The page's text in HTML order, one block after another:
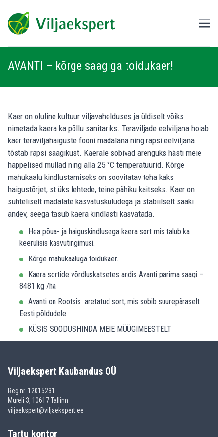
AVANTI – kõrge saagiga toidukaer!
Kaer on oluline kultuur viljavahelduses ja üldiselt võiks
nimetada kaera ka põllu sanitariks. Teraviljade eelviljana hoiab
kaer teraviljahaiguste fooni madalana ning rapsi eelviljana
tõstab rapsi saagikust. Kaerale sobivad arenguks hästi meie
happelised mullad ning alla 25 °C temperatuurid. Kõrge
mahukaalu kindlustamiseks on soovitatav teha kaks
haigustõrjet, st üks lehtede, teine pähiku kaitseks. Kaer on
suhteliselt madalate kasvatuskuludega ja stabiilselt saaki
andev, seega tasub kaera kindlasti kasvatada.
Hea põua- ja haiguskindlusega kaera sort mis talub ka
keerulisis kasvutingimusi.
Kõrge mahukaaluga toidukaer.
Kaera sortide võrdluskatsetes andis Avanti parima saagi –
8481 kg /ha
Avanti on Rootsis aretatud sort, mis sobib suurepäraselt
Eesti põldudele.
KÜSIS SOODUSHINDA MEIE MÜÜGIMEESTELT
Viljaekspert Kaubandus OÜ
Reg nr. 12015231
Mureli 3, 10617 Tallinn
viljaekspert@viljaekspert.ee
Tartu kontor